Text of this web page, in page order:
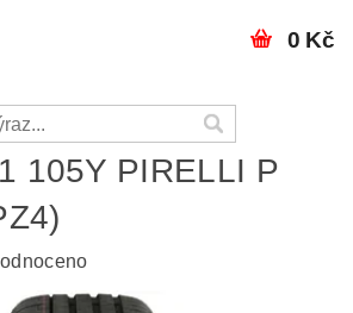
0 Kč
105Y PIRELLI P